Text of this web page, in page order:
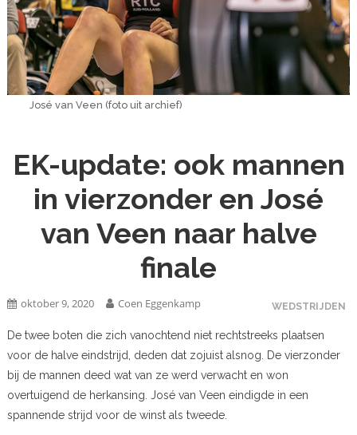
José van Veen (foto uit archief)
EK-update: ook mannen
in vierzonder en José
van Veen naar halve
finale
WEDSTRIJDEN
oktober 9, 2020 Coen Eggenkamp
De twee boten die zich vanochtend niet rechtstreeks plaatsen
voor de halve eindstrijd, deden dat zojuist alsnog. De vierzonder
bij de mannen deed wat van ze werd verwacht en won
overtuigend de herkansing. José van Veen eindigde in een
spannende strijd voor de winst als tweede.